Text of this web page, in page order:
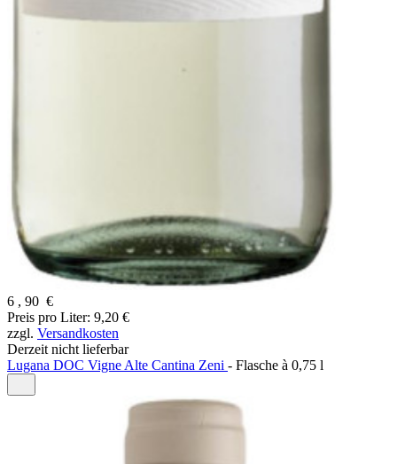
6 , 90 €
Preis pro Liter: 9,20 €
zzgl. Versandkosten
Derzeit nicht lieferbar
Lugana DOC Vigne Alte Cantina Zeni - Flasche à 0,75 l